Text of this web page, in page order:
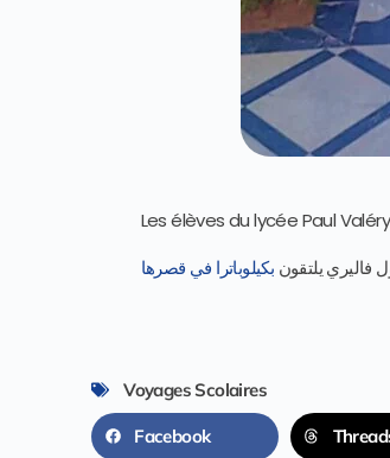
Les élèves du lycée Paul
فاليري يلتقون بكيلوباترا في قصرها
Voyages Scolaires
Facebook